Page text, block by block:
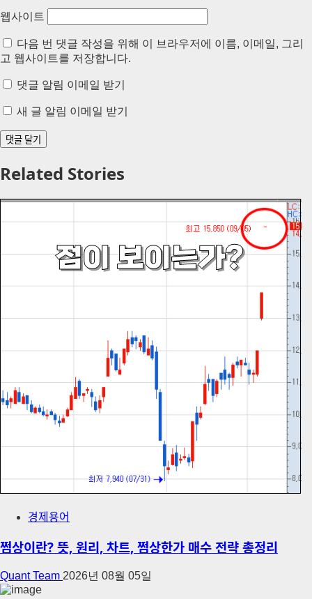
웹사이트
다음 번 댓글 작성을 위해 이 브라우저에 이름, 이메일, 그리
고 웹사이트를 저장합니다.
댓글 알림 이메일 받기
새 글 알림 이메일 받기
Related Stories
경제용어
쩜상이란? 뜻, 원리, 차트, 쩜상한가 매수 전략 총정리
Quant Team 2026년 08월 05일